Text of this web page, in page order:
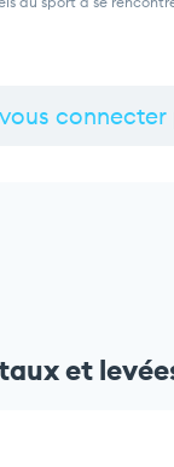
vous connecter
et